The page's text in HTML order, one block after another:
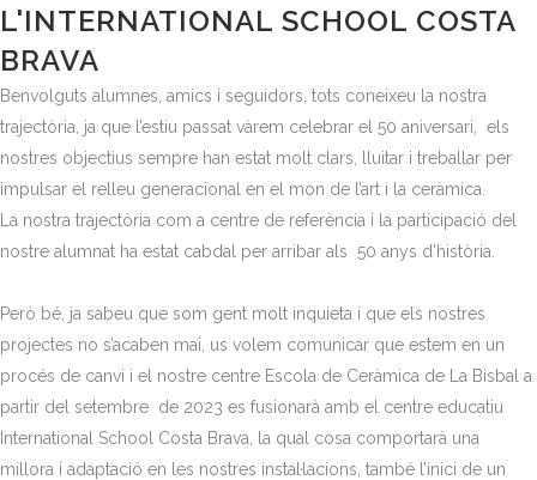
L'INTERNATIONAL SCHOOL COSTA
BRAVA
Benvolguts alumnes, amics i seguidors, tots coneixeu la nostra
trajectòria, ja que l’estiu passat vàrem celebrar el 50 aniversari, els
nostres objectius sempre han estat molt clars, lluitar i treballar per
impulsar el relleu generacional en el mon de l’art i la ceràmica.
La nostra trajectòria com a centre de referència i la participació del
nostre alumnat ha estat cabdal per arribar als 50 anys d’història.
Però bé, ja sabeu que som gent molt inquieta i que els nostres
projectes no s’acaben mai, us volem comunicar que estem en un
procés de canvi i el nostre centre Escola de Ceràmica de La Bisbal a
partir del setembre de 2023 es fusionarà amb el centre educatiu
International School Costa Brava, la qual cosa comportarà una
millora i adaptació en les nostres instal·lacions, també l’inici de un